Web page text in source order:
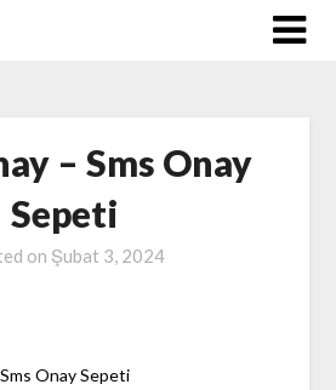
– Sms Onay
Sepeti
on Şubat 3, 2024
Sms Onay Sepeti